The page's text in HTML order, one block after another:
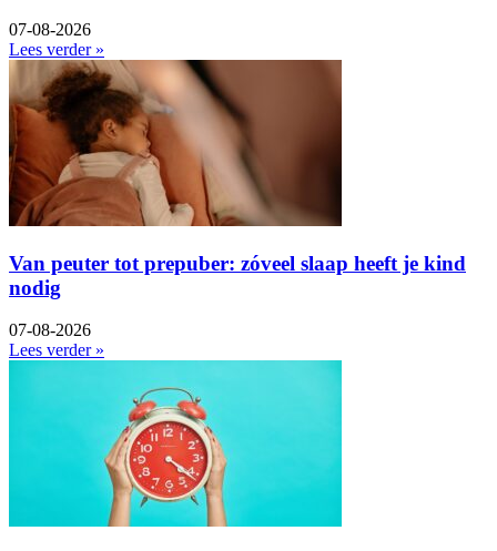
07-08-2026
Lees verder »
Van peuter tot prepuber: zóveel slaap heeft je kind
nodig
07-08-2026
Lees verder »